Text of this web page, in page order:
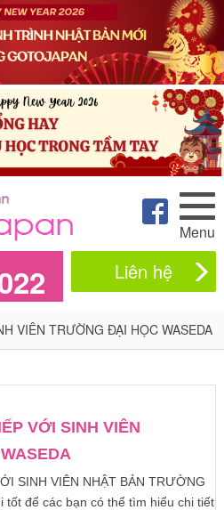
Menu
Liên hệ
VIÊN TRƯỜNG ĐẠI HỌC WASEDA
VỚI SINH VIÊN
SINH VIÊN NHẬT BẢN TRƯỜNG
tốt để các bạn có thể tìm hiểu chi tiết